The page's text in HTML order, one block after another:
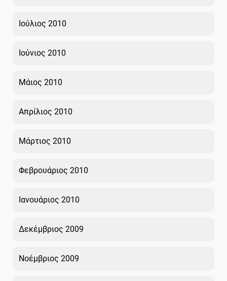
Ιούλιος 2010
Ιούνιος 2010
Μάιος 2010
Απρίλιος 2010
Μάρτιος 2010
Φεβρουάριος 2010
Ιανουάριος 2010
Δεκέμβριος 2009
Νοέμβριος 2009